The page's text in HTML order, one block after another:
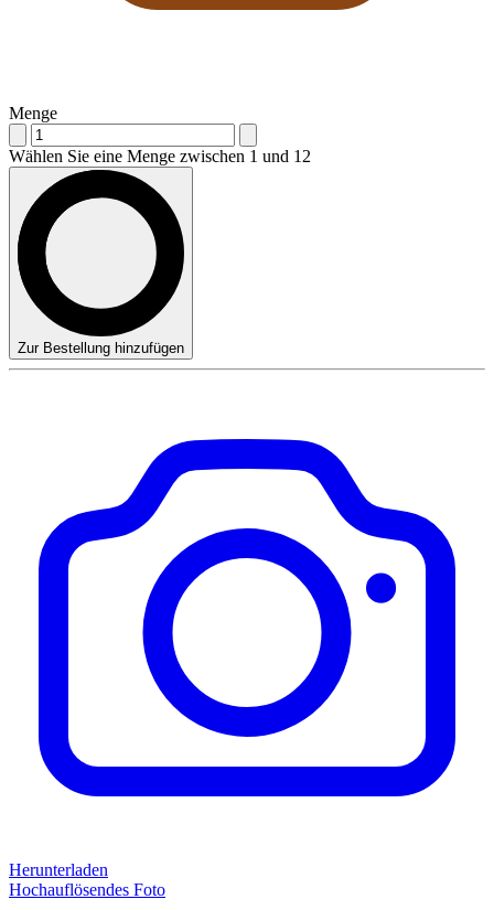
Menge
Wählen Sie eine Menge zwischen 1 und 12
Zur Bestellung hinzufügen
Herunterladen
Hochauflösendes Foto